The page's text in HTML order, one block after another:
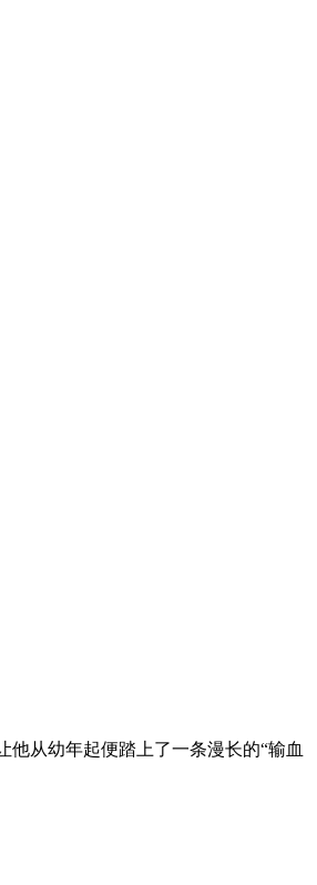
从幼年起便踏上了一条漫长的“输血